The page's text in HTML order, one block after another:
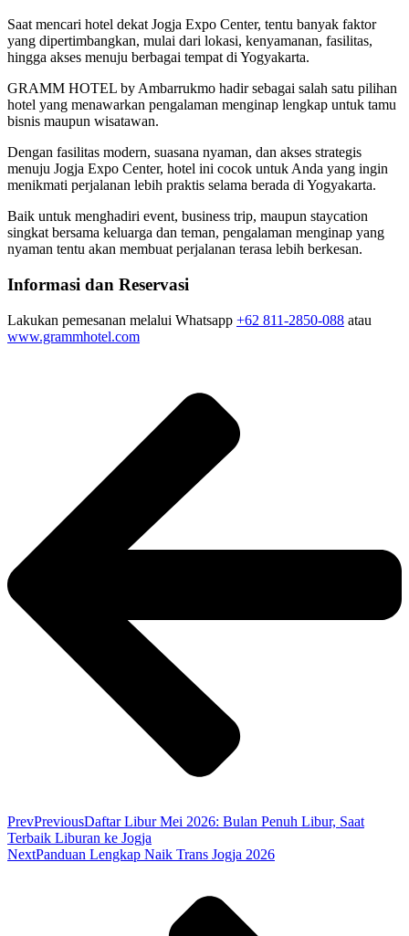
Saat mencari hotel dekat Jogja Expo Center, tentu banyak faktor
yang dipertimbangkan, mulai dari lokasi, kenyamanan, fasilitas,
hingga akses menuju berbagai tempat di Yogyakarta.
GRAMM HOTEL by Ambarrukmo hadir sebagai salah satu pilihan
hotel yang menawarkan pengalaman menginap lengkap untuk tamu
bisnis maupun wisatawan.
Dengan fasilitas modern, suasana nyaman, dan akses strategis
menuju Jogja Expo Center, hotel ini cocok untuk Anda yang ingin
menikmati perjalanan lebih praktis selama berada di Yogyakarta.
Baik untuk menghadiri event, business trip, maupun staycation
singkat bersama keluarga dan teman, pengalaman menginap yang
nyaman tentu akan membuat perjalanan terasa lebih berkesan.
Informasi dan Reservasi
Lakukan pemesanan melalui Whatsapp +62 811-2850-088 atau
www.grammhotel.com
PrevPreviousDaftar Libur Mei 2026: Bulan Penuh Libur, Saat
Terbaik Liburan ke Jogja
NextPanduan Lengkap Naik Trans Jogja 2026